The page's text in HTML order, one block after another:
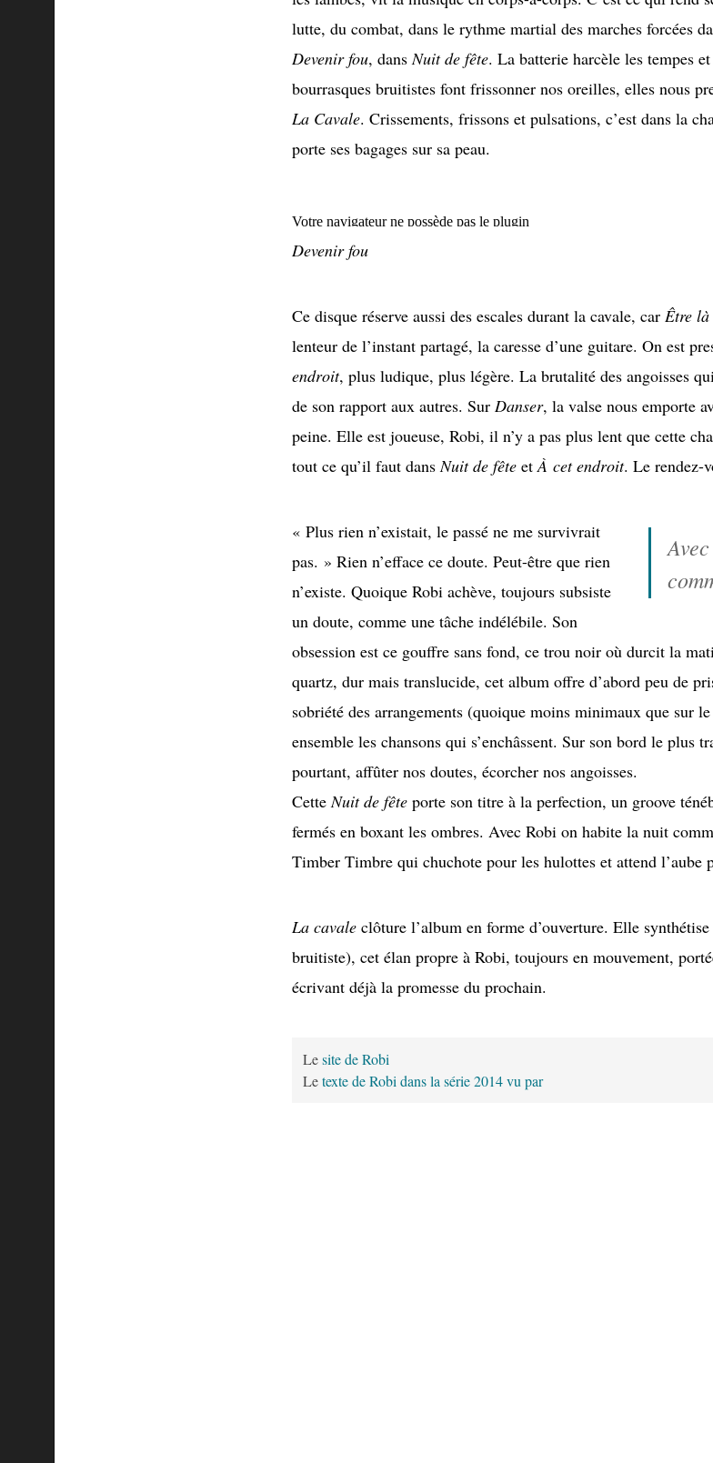
lutte, du combat, dans le rythme martial des marches forcées
Devenir fou, dansNuit de fête. La batterie harcèle les tempes
bourrasques bruitistes font frissonner nos oreilles, elles nous
La Cavale. Crissements, frissons et pulsations, c’est dans la
porte ses bagages sur sa peau.
Devenir fou
Ce disque réserve aussi des escales durant la cavale, car Être là
lenteur de l’instant partagé, la caresse d’une guitare. On est
endroit, plus ludique, plus légère. La brutalité des angoisses
de son rapport aux autres. Sur Danser, la valse nous emporte
peine. Elle est joueuse, Robi, il n’y a pas plus lent que cette
tout ce qu’il faut dansNuit de fête etÀ cet endroit. Le rendez-
« Plus rien n’existait, le passé ne me survivrait
pas. » Rien n’efface ce doute. Peut-être que rien
n’existe. Quoique Robi achève, toujours subsiste
un doute, comme une tâche indélébile. Son
obsession est ce gouffre sans fond, ce trou noir où durcit la
quartz, dur mais translucide, cet album offre d’abord peu de
sobriété des arrangements (quoique moins minimaux que sur
ensemble les chansons qui s’enchâssent. Sur son bord le plus
pourtant, affûter nos doutes, écorcher nos angoisses.
CetteNuit de fête porte son titre à la perfection, un groove
fermés en boxant les ombres. Avec Robi on habite la nuit
Timber Timbre qui chuchote pour les hulottes et attend l’aube
La cavale clôture l’album en forme d’ouverture. Elle
bruitiste), cet élan propre à Robi, toujours en mouvement,
écrivant déjà la promesse du prochain.
Lesite de Robi
Letexte de Robi dans la série 2014 vu par